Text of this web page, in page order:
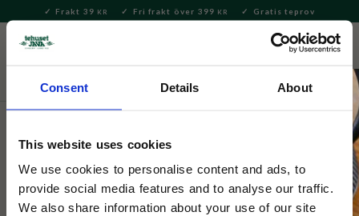
Consent Details About
This website uses cookies
We use cookies to personalise content and ads, to
provide social media features and to analyse our traffic.
We also share information about your use of our site
Meny
Frakt 39 KR Fri frakt över 399 KR Gratis teprov
Te Löste Grönt te
Tehuset Java
Ekologisk Japansk Genmaicha
grönt te